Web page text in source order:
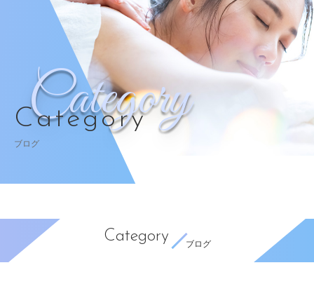
Category
Category
ブログ
Category
ブログ